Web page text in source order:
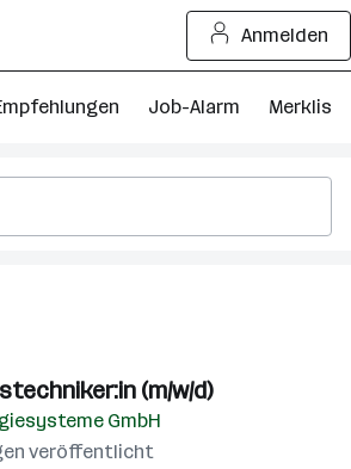
Anmelden
Job-Alarm Merkliste
(m/w/d)
GmbH
veröffentlicht